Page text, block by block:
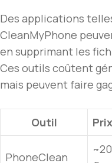
Des applications
CleanMyPhone
en supprimant les
Ces outils coûtent
mais peuvent faire
Outil Prix
PhoneClean
~20